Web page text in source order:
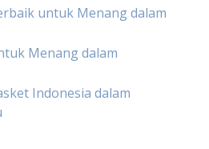
untuk Menang dalam
Menang dalam
Indonesia dalam